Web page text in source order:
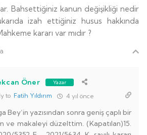
Bahsettiğiniz kanun değişikliği nedir
izah ettiğiniz husus hakkında
kararı var mıdır ?
Öner Yazar
to Fatih Yıldırım 4 yıl önce
Bey’in yazısından sonra geniş çaplı bir
ve makaleyi düzelttim. (Kapatılan)15.